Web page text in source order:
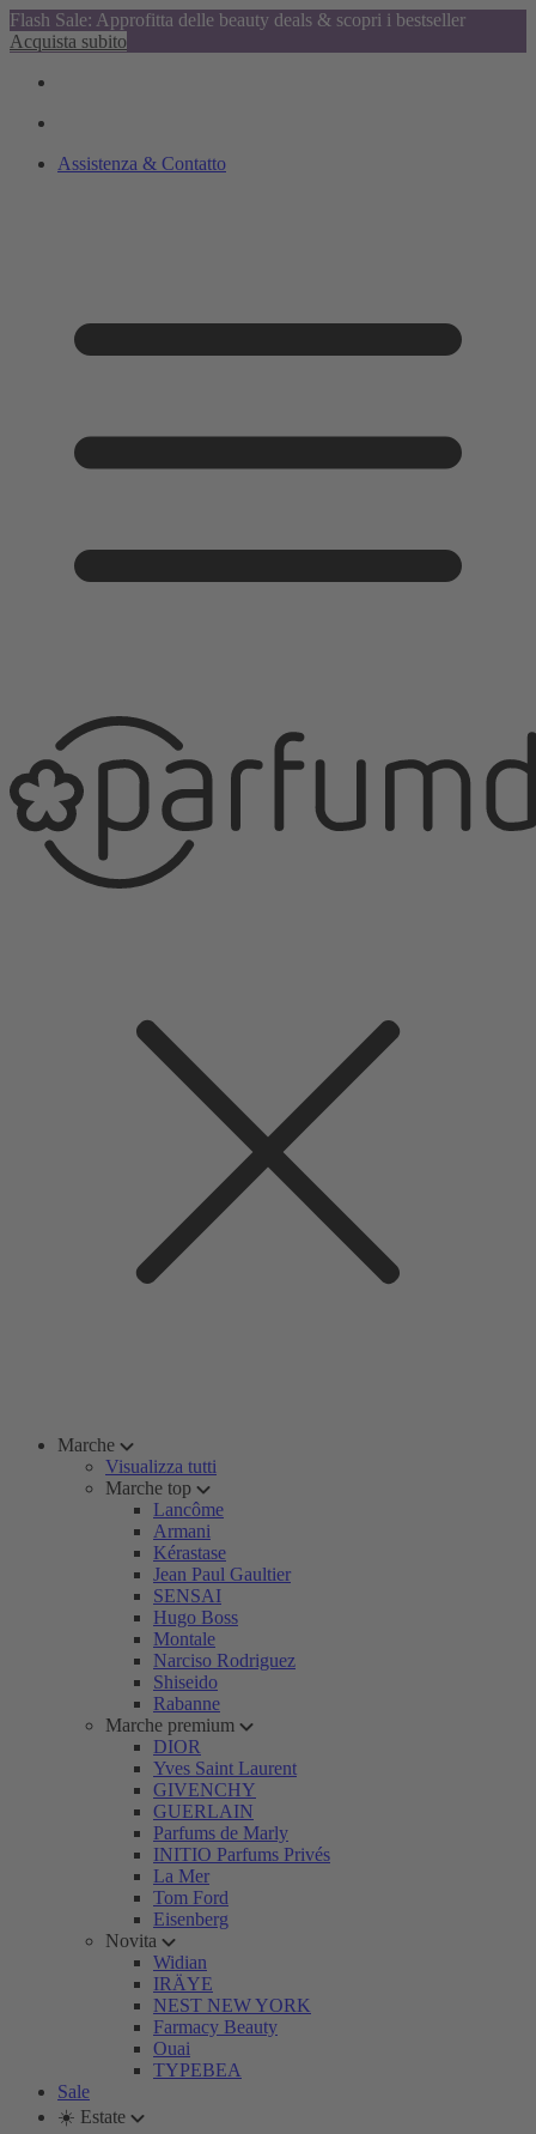
Flash Sale: Approfitta delle beauty deals & scopri i bestseller
Acquista subito
Assistenza & Contatto
Marche
Visualizza tutti
Marche top
Lancôme
Armani
Kérastase
Jean Paul Gaultier
SENSAI
Hugo Boss
Montale
Narciso Rodriguez
Shiseido
Rabanne
Marche premium
DIOR
Yves Saint Laurent
GIVENCHY
GUERLAIN
Parfums de Marly
INITIO Parfums Privés
La Mer
Tom Ford
Eisenberg
Novita
Widian
IRÄYE
NEST NEW YORK
Farmacy Beauty
Ouai
TYPEBEA
Sale
☀️ Estate